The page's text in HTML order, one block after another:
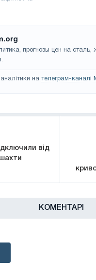
прогнозы цен на сталь,
на телеграм-каналі
від
КОМЕНТАРІ